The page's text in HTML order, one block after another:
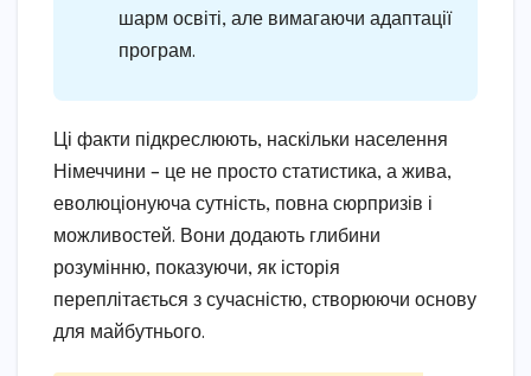
шарм освіті, але вимагаючи адаптації
програм.
Ці факти підкреслюють, наскільки населення
Німеччини – це не просто статистика, а жива,
еволюціонуюча сутність, повна сюрпризів і
можливостей. Вони додають глибини
розумінню, показуючи, як історія
переплітається з сучасністю, створюючи основу
для майбутнього.